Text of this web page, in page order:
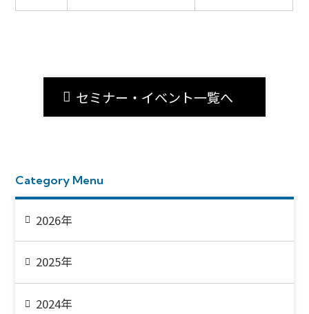
セミナー・イベント一覧へ
Category Menu
2026年
2025年
2024年